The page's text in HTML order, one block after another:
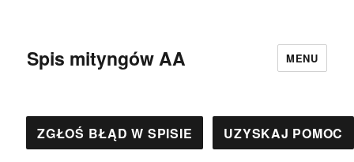
Spis mityngów AA MENU
ZGŁOŚ BŁĄD W SPISIE UZYSKAJ POMOC